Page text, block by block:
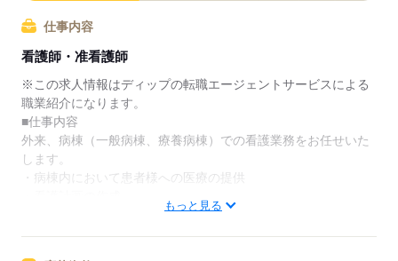
日本最大級の求人情報の中からぴったりな求人をご紹
介。
履歴書作成のアドバイスや面接日の調整だけでなく、
お給料、お休み、入職時期の交渉もサポートします。
【もちろん無料】
費用は一切かかりません。
仕事内容
看護師・准看護師
※この求人情報はディップの転職エージェントサービスによる
職業紹介になります。
■仕事内容
外来、病棟（一般病棟、療養病棟）での看護業務をお任せいた
します。
・病棟内において患者様への医療の提供
・外来患者様の対応等
もっと見る